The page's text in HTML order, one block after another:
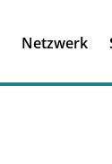
Netzwerk